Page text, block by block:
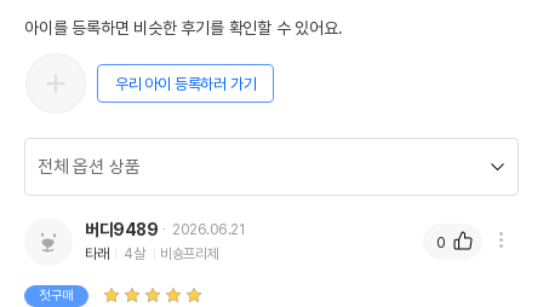
아이를 등록하면 비슷한 후기를 확인할 수 있어요.
우리 아이 등록하러 가기
버디9489
2026.06.21
타래
4살 비숑프리제
첫구매
0